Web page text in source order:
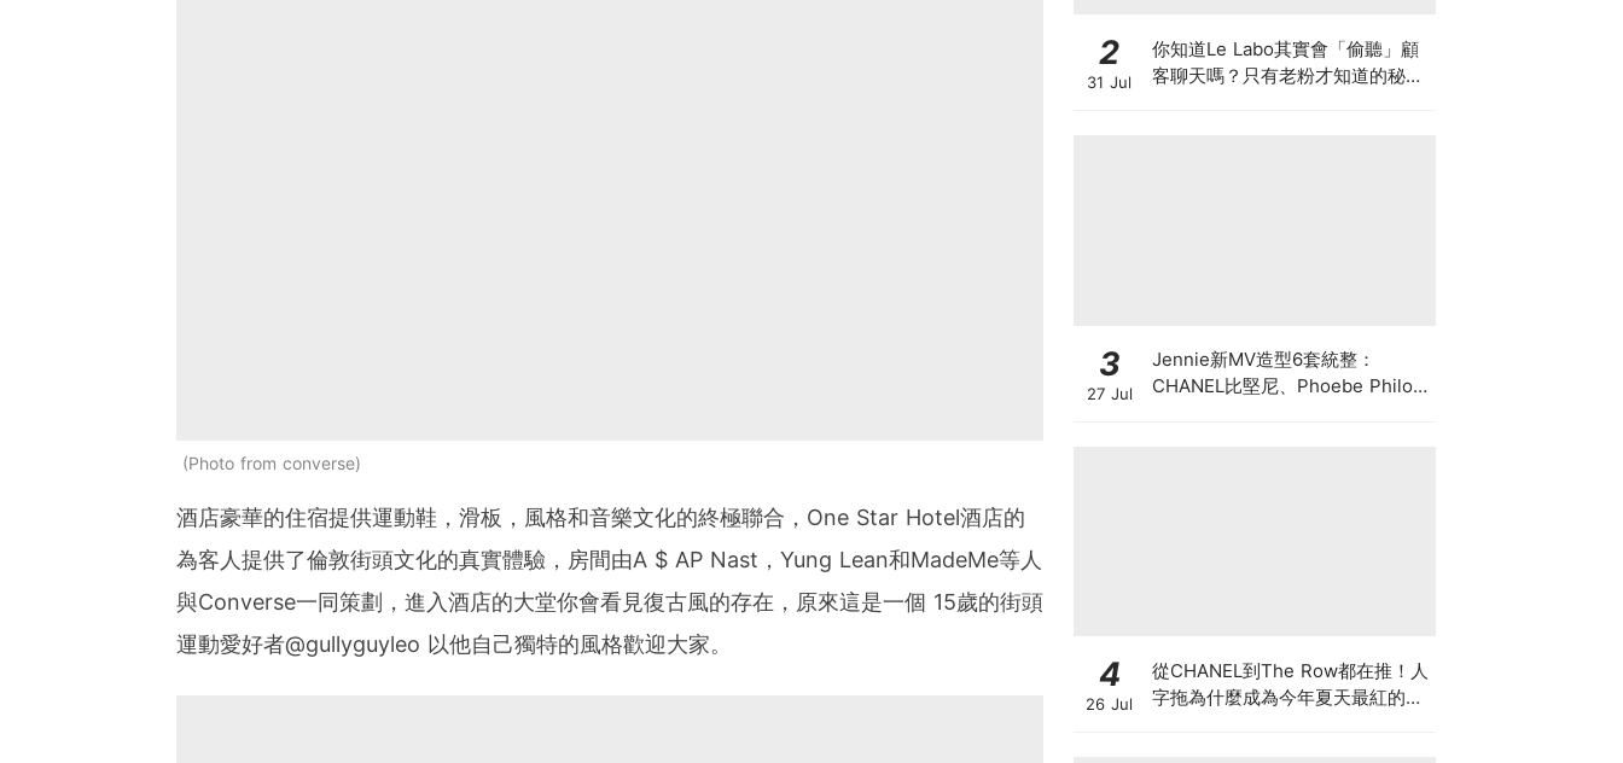
Photo from converse
酒店豪華的住宿提供運動鞋，滑板，風格和音樂文化的終極聯合，One Star Hotel酒店的
為客人提供了倫敦街頭文化的真實體驗，房間由A $ AP Nast，Yung Lean和MadeMe等人
與Converse一同策劃，進入酒店的大堂你會看見復古風的存在，原來這是一個 15歲的街頭
運動愛好者@gullyguyleo 以他自己獨特的風格歡迎大家。
2
31 Jul
你知道Le Labo其實會「偷聽」顧
客聊天嗎？只有老粉才知道的秘密
3
27 Jul
Jennie新MV造型6套統整：
CHANEL比堅尼、Phoebe Philo
4
26 Jul
從CHANEL到The Row都在推！人
字拖為什麼成為今年夏天最紅的